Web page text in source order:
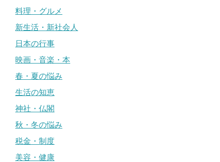
料理・グルメ
新生活・新社会人
日本の行事
映画・音楽・本
春・夏の悩み
生活の知恵
神社・仏閣
秋・冬の悩み
税金・制度
美容・健康